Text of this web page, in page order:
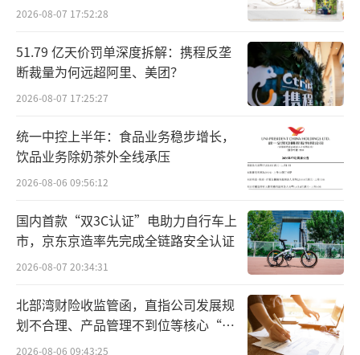
综艺中的王宁经常戴着一副黑框眼镜，气
质略显憨厚，告诉大家自己的女儿叫“喔
喔”。让观众终于能将泡泡玛特与这个憨厚直
男联系到一起：给女儿起如此可爱的名字，难
怪泡泡玛特会有那么多可爱的IP。
回顾王宁的创业路，和所有创业者一样，
经历过黑暗，但最终迎来了属于他的光明。
2026-08-07 17:52:28
51.79 亿天价罚单深度拆解：携程反垄
断裁量为何远超阿里、美团？
2026-08-07 17:25:27
统一中控上半年：食品业务稳步增长，
饮品业务除奶茶外全线承压
2026-08-06 09:56:12
国内首款“双3C认证”电助力自行车上
市，京东京造率先完成全链路安全认证
2026-08-07 20:34:31
北部湾财险收监管函，直指公司发展规
划不合理、产品管理不到位等核心“痛
点”
2026-08-06 09:43:25